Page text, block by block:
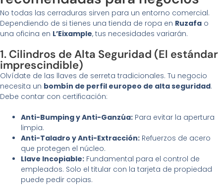
No todas las cerraduras sirven para un entorno comercial.
Dependiendo de si tienes una tienda de ropa en Ruzafa o
una oficina en L’Eixample, tus necesidades variarán.
1. Cilindros de Alta Seguridad (El estándar
imprescindible)
Olvídate de las llaves de serreta tradicionales. Tu negocio
necesita un bombín de perfil europeo de alta seguridad.
Debe contar con certificación:
Anti-Bumping y Anti-Ganzúa: Para evitar la apertura
limpia.
Anti-Taladro y Anti-Extracción: Refuerzos de acero
que protegen el núcleo.
Llave Incopiable: Fundamental para el control de
empleados. Solo el titular con la tarjeta de propiedad
puede pedir copias.